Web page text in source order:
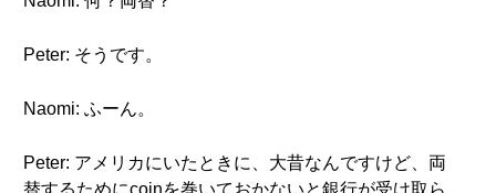
Peter: そうです。
Naomi: ふーん。
Peter: アメリカにいたときに、大昔なんですけど、両
替するためにcoinを巻いておかないと銀行が受け取ら